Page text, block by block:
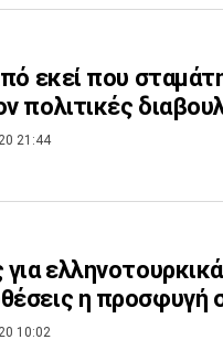
εκεί που
πολιτικές
21:44
για
η προσφυγή
10:02